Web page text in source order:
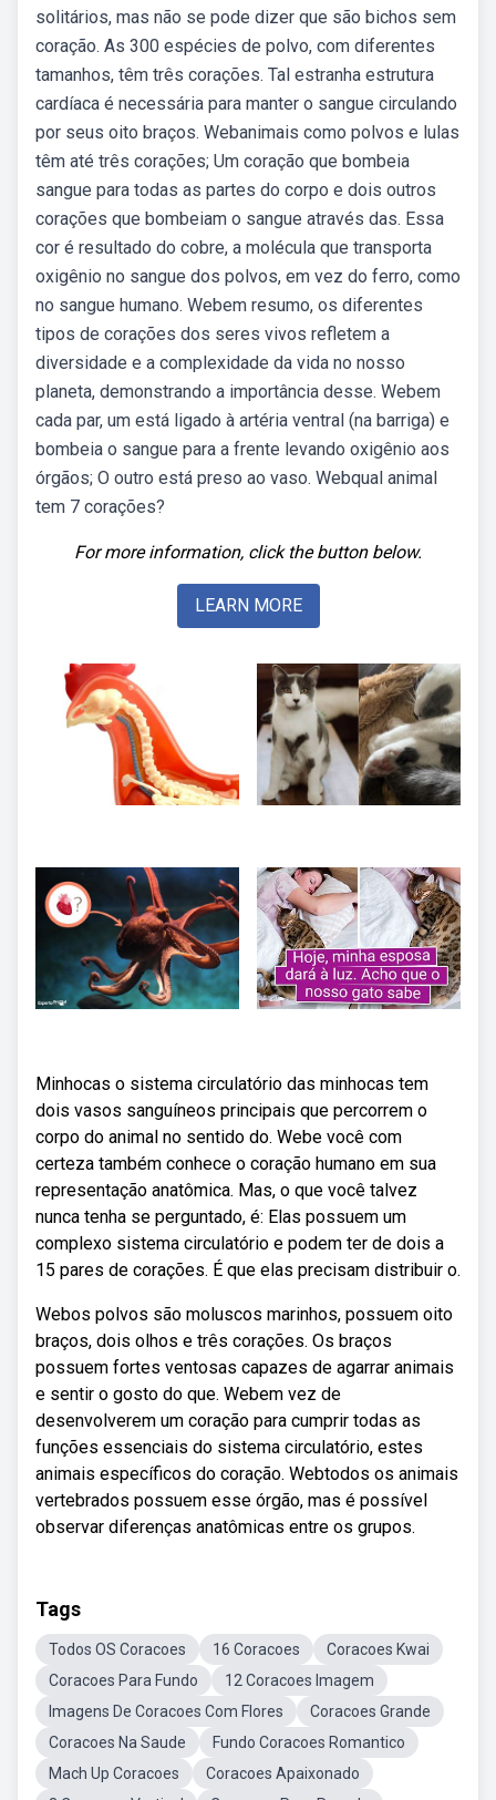
solitários, mas não se pode dizer que são bichos sem
coração. As 300 espécies de polvo, com diferentes
tamanhos, têm três corações. Tal estranha estrutura
cardíaca é necessária para manter o sangue circulando
por seus oito braços. Webanimais como polvos e lulas
têm até três corações; Um coração que bombeia
sangue para todas as partes do corpo e dois outros
corações que bombeiam o sangue através das. Essa
cor é resultado do cobre, a molécula que transporta
oxigênio no sangue dos polvos, em vez do ferro, como
no sangue humano. Webem resumo, os diferentes
tipos de corações dos seres vivos refletem a
diversidade e a complexidade da vida no nosso
planeta, demonstrando a importância desse. Webem
cada par, um está ligado à artéria ventral (na barriga) e
bombeia o sangue para a frente levando oxigênio aos
órgãos; O outro está preso ao vaso. Webqual animal
tem 7 corações?
For more information, click the button below.
LEARN MORE
Minhocas o sistema circulatório das minhocas tem
dois vasos sanguíneos principais que percorrem o
corpo do animal no sentido do. Webe você com
certeza também conhece o coração humano em sua
representação anatômica. Mas, o que você talvez
nunca tenha se perguntado, é: Elas possuem um
complexo sistema circulatório e podem ter de dois a
15 pares de corações. É que elas precisam distribuir o.
Webos polvos são moluscos marinhos, possuem oito
braços, dois olhos e três corações. Os braços
possuem fortes ventosas capazes de agarrar animais
e sentir o gosto do que. Webem vez de
desenvolverem um coração para cumprir todas as
funções essenciais do sistema circulatório, estes
animais específicos do coração. Webtodos os animais
vertebrados possuem esse órgão, mas é possível
observar diferenças anatômicas entre os grupos.
Tags
Todos OS Coracoes 16 Coracoes
Coracoes Kwai
Coracoes Para Fundo
12 Coracoes Imagem
Imagens De Coracoes Com Flores
Coracoes Grande
Coracoes Na Saude
Fundo Coracoes Romantico
Mach Up Coracoes
Coracoes Apaixonado